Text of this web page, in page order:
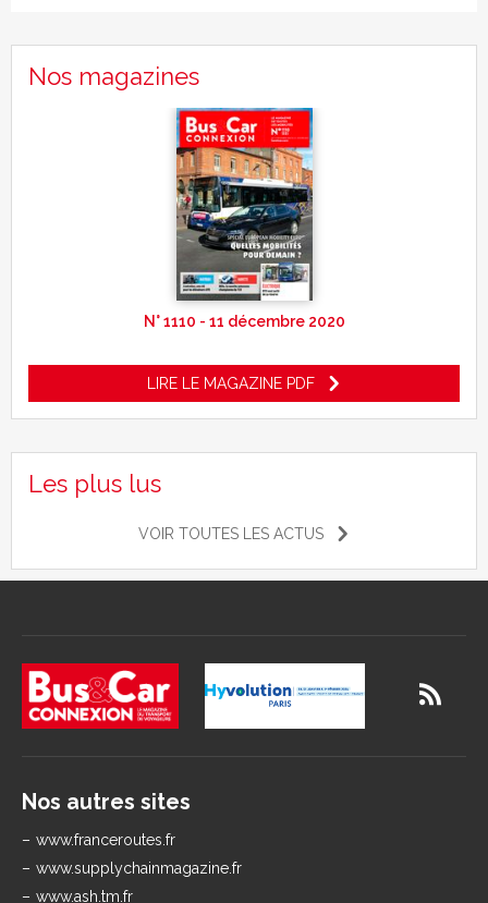
Nos magazines
N° 1110 - 11 décembre 2020
LIRE LE MAGAZINE PDF
Les plus lus
VOIR TOUTES LES ACTUS
Nos autres sites
www.franceroutes.fr
www.supplychainmagazine.fr
www.ash.tm.fr